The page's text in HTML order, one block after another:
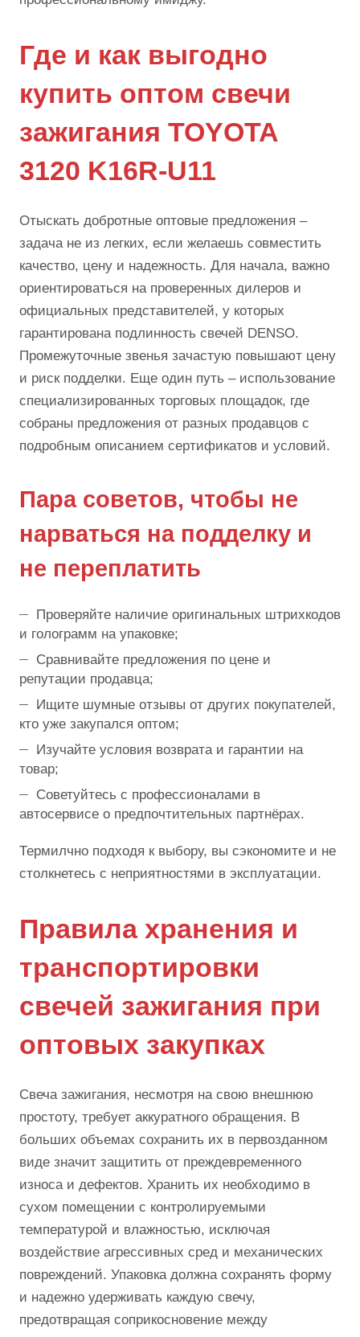
Где и как выгодно
купить оптом свечи
зажигания TOYOTA
3120 K16R-U11
Отыскать добротные оптовые предложения –
задача не из легких, если желаешь совместить
качество, цену и надежность. Для начала, важно
ориентироваться на проверенных дилеров и
официальных представителей, у которых
гарантирована подлинность свечей DENSO.
Промежуточные звенья зачастую повышают цену
и риск подделки. Еще один путь – использование
специализированных торговых площадок, где
собраны предложения от разных продавцов с
подробным описанием сертификатов и условий.
Пара советов, чтобы не
нарваться на подделку и
не переплатить
Проверяйте наличие оригинальных штрихкодов
и голограмм на упаковке;
Сравнивайте предложения по цене и
репутации продавца;
Ищите шумные отзывы от других покупателей,
кто уже закупался оптом;
Изучайте условия возврата и гарантии на
товар;
Советуйтесь с профессионалами в
автосервисе о предпочтительных партнёрах.
Термилчно подходя к выбору, вы сэкономите и не
столкнетесь с неприятностями в эксплуатации.
Правила хранения и
транспортировки
свечей зажигания при
оптовых закупках
Свеча зажигания, несмотря на свою внешнюю
простоту, требует аккуратного обращения. В
больших объемах сохранить их в первозданном
виде значит защитить от преждевременного
износа и дефектов. Хранить их необходимо в
сухом помещении с контролируемыми
температурой и влажностью, исключая
воздействие агрессивных сред и механических
повреждений. Упаковка должна сохранять форму
и надежно удерживать каждую свечу,
предотвращая соприкосновение между